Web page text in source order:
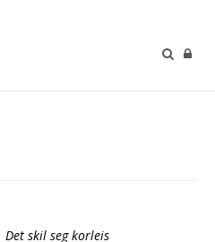
skil seg korleis